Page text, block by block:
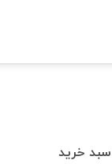
سبد خرید